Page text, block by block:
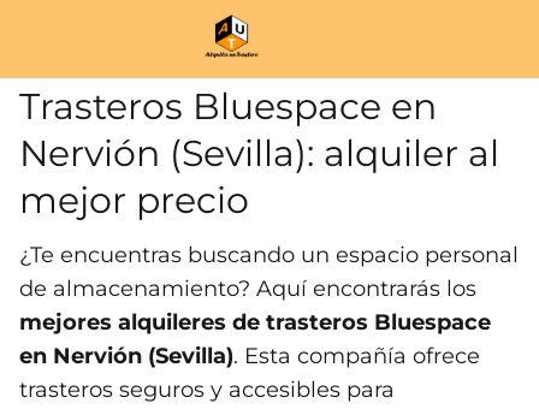
Trasteros Bluespace en
Nervión (Sevilla): alquiler al
mejor precio
¿Te encuentras buscando un espacio personal
de almacenamiento? Aquí encontrarás los
mejores alquileres de trasteros Bluespace
en Nervión (Sevilla). Esta compañía ofrece
trasteros seguros y accesibles para